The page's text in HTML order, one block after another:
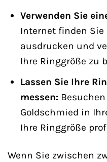
Verwenden Sie
Internet finden Sie
ausdrucken und
Ihre Ringgröße zu
Lassen Sie Ihre
messen:Besuchen
Goldschmied in
Ihre Ringgröße
Wenn Sie zwischen